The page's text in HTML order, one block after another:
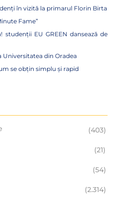
în vizită la primarul Florin Birta
Fame”
studenții EU GREEN dansează de
Universitatea din Oradea
se obțin simplu și rapid
(403)
(21)
(54)
(2.314)